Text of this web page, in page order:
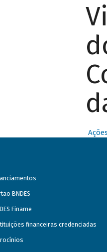
Ações
BNDES
Finame
financeiras credenciadas